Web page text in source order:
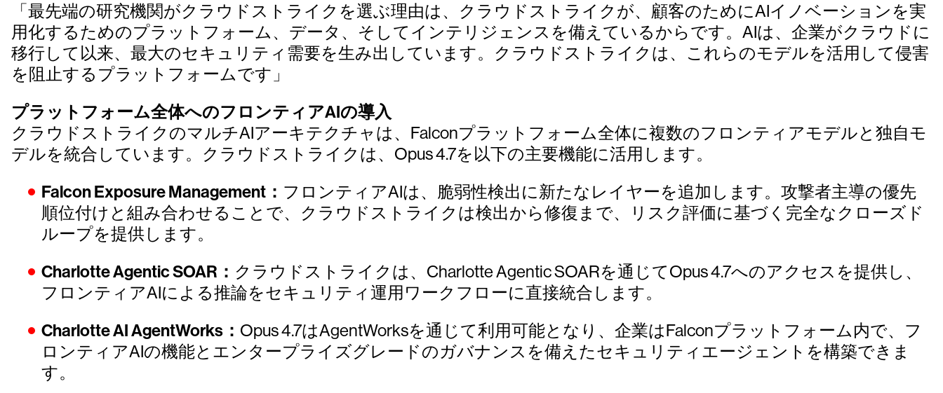
「最先端の研究機関がクラウドストライクを選ぶ理由は、クラウドストライクが、顧客のためにAIイノベーションを実
用化するためのプラットフォーム、データ、そしてインテリジェンスを備えているからです。AIは、企業がクラウドに
移行して以来、最大のセキュリティ需要を生み出しています。クラウドストライクは、これらのモデルを活用して侵害
を阻止するプラットフォームです」
プラットフォーム全体へのフロンティアAIの導入
クラウドストライクのマルチAIアーキテクチャは、Falconプラットフォーム全体に複数のフロンティアモデルと独自モ
デルを統合しています。クラウドストライクは、Opus 4.7を以下の主要機能に活用します。
Falcon Exposure Management： フロンティアAIは、脆弱性検出に新たなレイヤーを追加します。攻撃者主導の優先
順位付けと組み合わせることで、クラウドストライクは検出から修復まで、リスク評価に基づく完全なクローズド
ループを提供します。
Charlotte Agentic SOAR： クラウドストライクは、Charlotte Agentic SOARを通じてOpus 4.7へのアクセスを提供し、
フロンティアAIによる推論をセキュリティ運用ワークフローに直接統合します。
Charlotte AI AgentWorks： Opus 4.7はAgentWorksを通じて利用可能となり、企業はFalconプラットフォーム内で、フ
ロンティアAIの機能とエンタープライズグレードのガバナンスを備えたセキュリティエージェントを構築できま
す。